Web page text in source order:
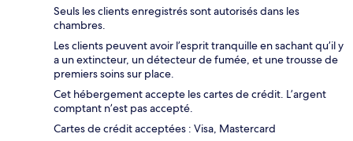
Seuls les clients enregistrés sont autorisés dans les
chambres.
Les clients peuvent avoir l’esprit tranquille en sachant qu’il y
a un extincteur, un détecteur de fumée, et une trousse de
premiers soins sur place.
Cet hébergement accepte les cartes de crédit. L’argent
comptant n’est pas accepté.
Cartes de crédit acceptées : Visa, Mastercard